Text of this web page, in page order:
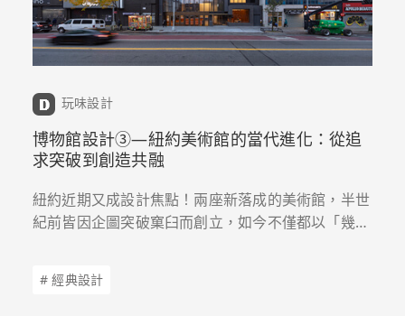
玩味設計
博物館設計➂—紐約美術館的當代進化：從追
求突破到創造共融
紐約近期又成設計焦點！兩座新落成的美術館，半世
紀前皆因企圖突破窠臼而創立，如今不僅都以「幾
# 經典設計